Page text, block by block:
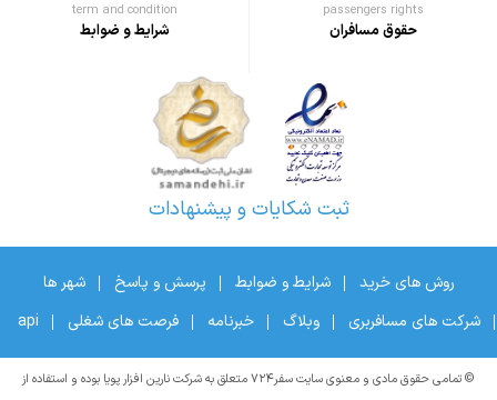
passengers rights
حقوق مسافران
term and condition
شرایط و ضوابط
ثبت شکایات و پیشنهادات
روش های خرید شرایط و ضوابط پرسش و پاسخ
شهر ها
شرکت های مسافربری
وبلاگ خبرنامه فرصت های شغلی api
© تمامی حقوق مادی و معنوی سایت سفر۷۲۴ متعلق به شرکت نارین افزار پویا بوده و استفاده از